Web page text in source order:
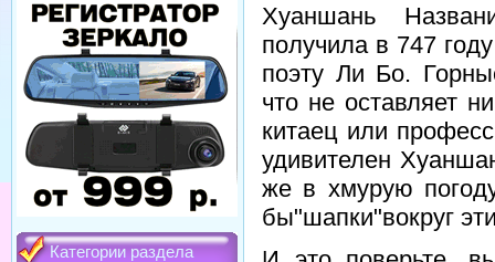
Категории раздела
Хуаншань
получила в 747
поэту Ли Бо.
что не оставляет
китаец или
удивителен
же в хмурую
бы"шапки"вокруг